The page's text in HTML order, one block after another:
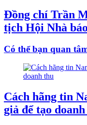
Đồng chí Trần
tịch Hội Nhà
Có thể bạn quan
Cách hãng tin
giả để tạo